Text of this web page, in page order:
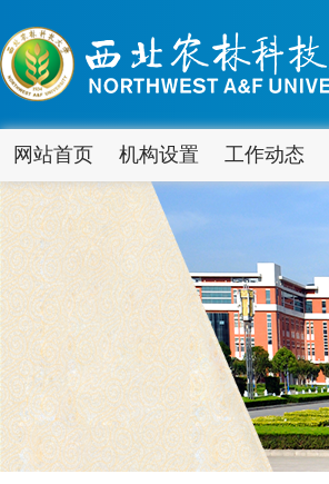
网站首页 机构设置 工作动态